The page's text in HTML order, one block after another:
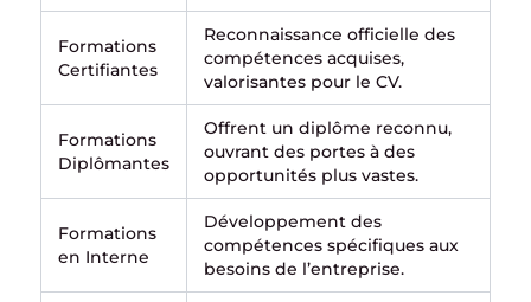
Formations
Certifiantes
Reconnaissance officielle des
compétences acquises,
valorisantes pour le CV.
Formations
Diplômantes
Offrent un diplôme reconnu,
ouvrant des portes à des
opportunités plus vastes.
Formations
en Interne
Développement des
compétences spécifiques aux
besoins de l’entreprise.